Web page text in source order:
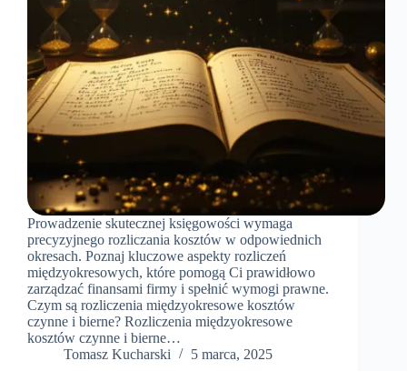
Prowadzenie skutecznej księgowości wymaga
precyzyjnego rozliczania kosztów w odpowiednich
okresach. Poznaj kluczowe aspekty rozliczeń
międzyokresowych, które pomogą Ci prawidłowo
zarządzać finansami firmy i spełnić wymogi prawne.
Czym są rozliczenia międzyokresowe kosztów
czynne i bierne? Rozliczenia międzyokresowe
kosztów czynne i bierne…
Tomasz Kucharski
5 marca, 2025